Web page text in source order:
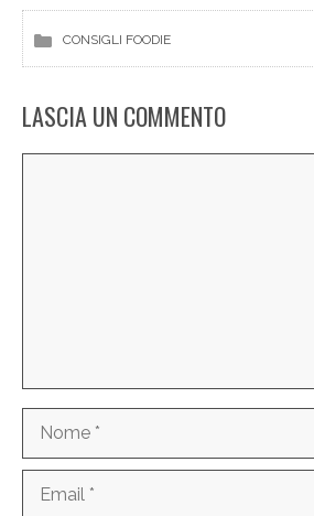
CONSIGLI FOODIE
LASCIA UN COMMENTO